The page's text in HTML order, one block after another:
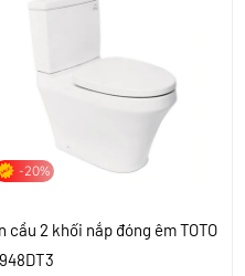
-20%
cầu 2 khối nắp đóng êm TOTO